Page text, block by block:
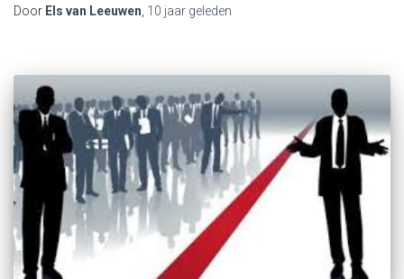
Door Els van Leeuwen 10 jaar geleden